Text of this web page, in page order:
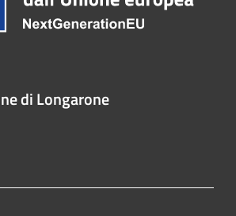
di Longarone